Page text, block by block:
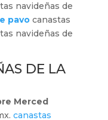
navideñas de
pavocanastas
navideñas de
DE LA
Merced
canastas